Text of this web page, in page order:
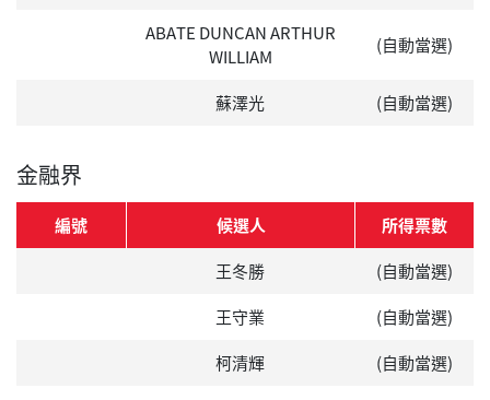
ABATE DUNCAN ARTHUR
WILLIAM
(自動當選)
蘇澤光 (自動當選)
金融界
編號 候選人
所得票數
王冬勝
(自動當選)
王守業
(自動當選)
柯清輝
(自動當選)